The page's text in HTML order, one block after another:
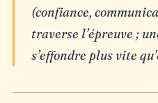
(confiance,
traverse l’épreuve ;
s’effondre plus vite